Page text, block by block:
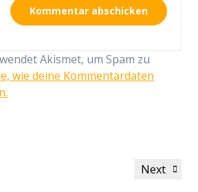
Akismet, um Spam zu
wie deine Kommentardaten
Next
Next